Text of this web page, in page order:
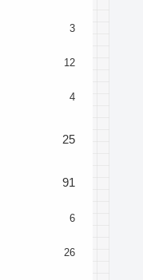
3
12
4
25
91
6
26